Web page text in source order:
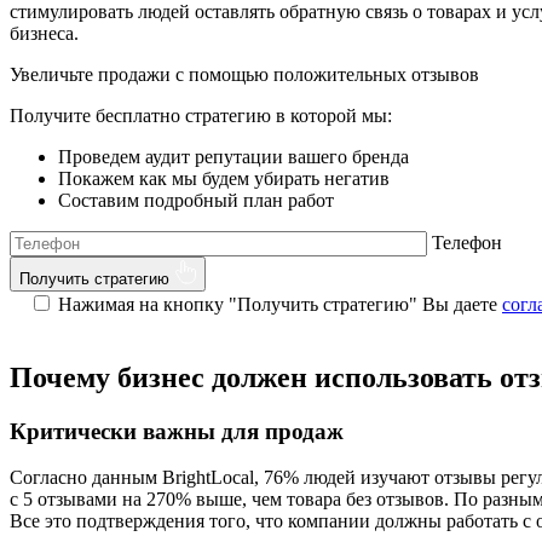
стимулировать людей оставлять обратную связь о товарах и
бизнеса.
Увеличьте продажи с помощью положительных отзывов
Получите бесплатно стратегию в которой мы:
Проведем аудит репутации вашего бренда
Покажем как мы будем убирать негатив
Составим подробный план работ
Телефон
Получить стратегию
Нажимая на кнопку "Получить стратегию" Вы даете
Почему бизнес должен использовать
Критически важны для продаж
Согласно данным BrightLocal, 76% людей изучают отзывы
с 5 отзывами на 270% выше, чем товара без отзывов. По
Все это подтверждения того, что компании должны работать с